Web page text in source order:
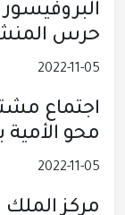
حرس
2022-11-05
اجتماع
محو الأمية
2022-11-05